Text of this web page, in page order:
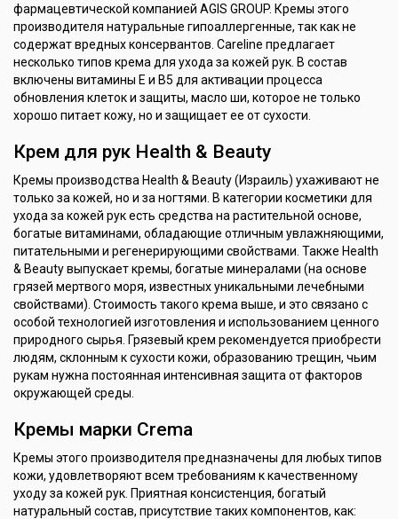
фармацевтической компанией AGIS GROUP. Кремы этого
производителя натуральные гипоаллергенные, так как не
содержат вредных консервантов. Careline предлагает
несколько типов крема для ухода за кожей рук. В состав
включены витамины Е и В5 для активации процесса
обновления клеток и защиты, масло ши, которое не только
хорошо питает кожу, но и защищает ее от сухости.
Крем для рук Health & Beauty
Кремы производства Health & Beauty (Израиль) ухаживают не
только за кожей, но и за ногтями. В категории косметики для
ухода за кожей рук есть средства на растительной основе,
богатые витаминами, обладающие отличным увлажняющими,
питательными и регенерирующими свойствами. Также Health
& Beauty выпускает кремы, богатые минералами (на основе
грязей мертвого моря, известных уникальными лечебными
свойствами). Стоимость такого крема выше, и это связано с
особой технологией изготовления и использованием ценного
природного сырья. Грязевый крем рекомендуется приобрести
людям, склонным к сухости кожи, образованию трещин, чьим
рукам нужна постоянная интенсивная защита от факторов
окружающей среды.
Кремы марки Crema
Кремы этого производителя предназначены для любых типов
кожи, удовлетворяют всем требованиям к качественному
уходу за кожей рук. Приятная консистенция, богатый
натуральный состав, присутствие таких компонентов, как: